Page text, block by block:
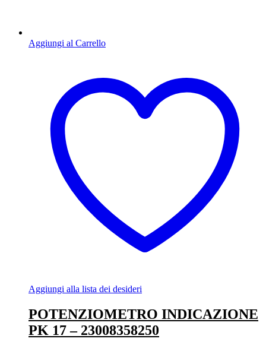
Aggiungi al Carrello
Aggiungi alla lista dei desideri
POTENZIOMETRO INDICAZIONE
PK 17 – 23008358250